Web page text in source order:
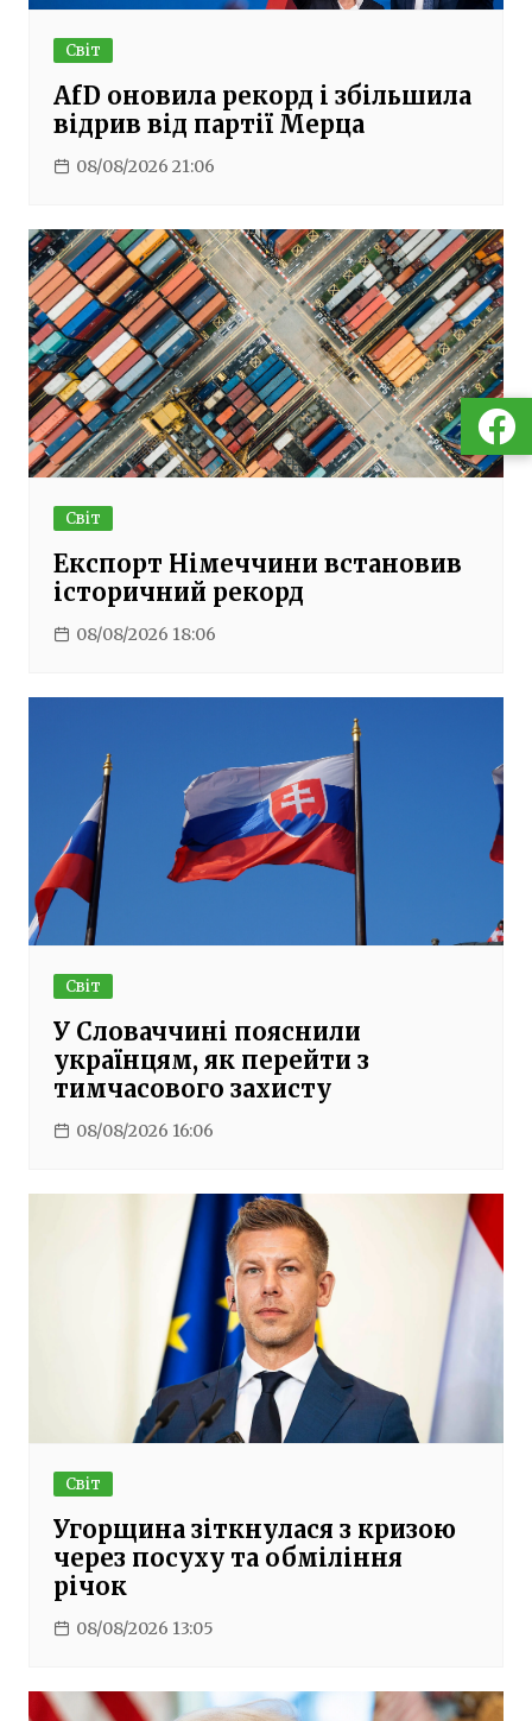
Світ
AfD оновила рекорд і збільшила
відрив від партії Мерца
08/08/2026 21:06
Світ
Експорт Німеччини встановив
історичний рекорд
08/08/2026 18:06
Світ
У Словаччині пояснили
українцям, як перейти з
тимчасового захисту
08/08/2026 16:06
Світ
Угорщина зіткнулася з кризою
через посуху та обміління
річок
08/08/2026 13:05